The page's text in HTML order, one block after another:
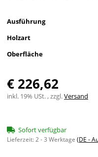
Ausführung
Holzart
Oberfläche
€ 226,62
inkl. 19% USt. , zzgl.Versand
Sofort verfügbar
Lieferzeit:2 - 3 Werktage (DE -